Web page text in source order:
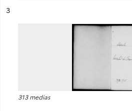
n°
3
313 medias